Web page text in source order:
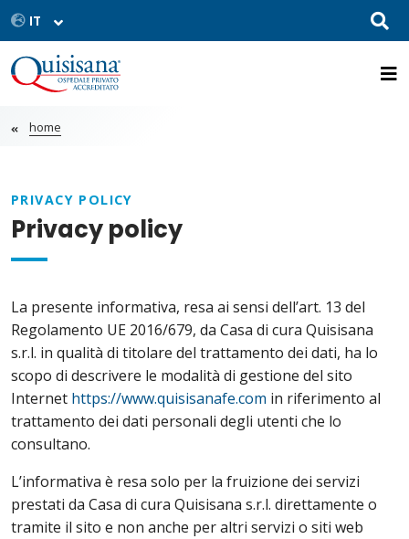
home
PRIVACY POLICY
Privacy policy
La presente informativa, resa ai sensi dell’art. 13 del
Regolamento UE 2016/679, da Casa di cura Quisisana
s.r.l. in qualità di titolare del trattamento dei dati, ha lo
scopo di descrivere le modalità di gestione del sito
Internet https://www.quisisanafe.com in riferimento al
trattamento dei dati personali degli utenti che lo
consultano.
L’informativa è resa solo per la fruizione dei servizi
prestati da Casa di cura Quisisana s.r.l. direttamente o
tramite il sito e non anche per altri servizi o siti web